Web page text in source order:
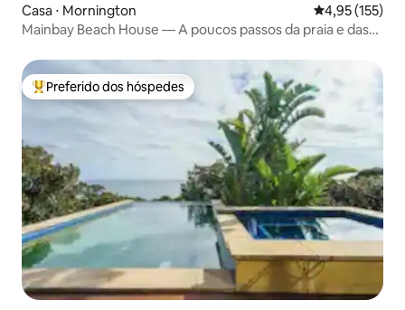
Casa ⋅ Mornington 4,95 de uma
4,95 (155)
Mainbay Beach House — A poucos passos da praia e das
Entre os melhores preferidos dos hóspedes
Preferido dos hóspedes